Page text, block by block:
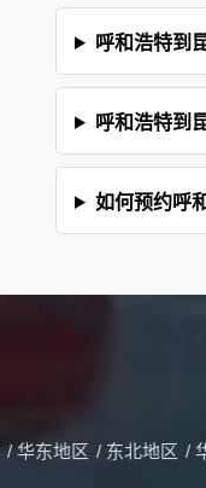
呼和浩特到
呼和浩特到
如何预约呼
/ 华东地区 / 东北地区 /